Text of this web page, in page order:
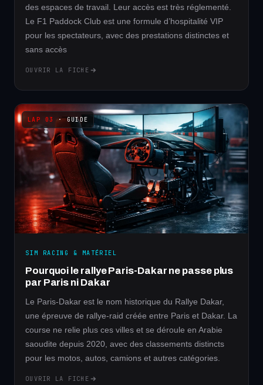
des espaces de travail. Leur accès est très réglementé.
Le F1 Paddock Club est une formule d’hospitalité VIP
pour les spectateurs, avec des prestations distinctes et
sans accès
OUVRIR LA FICHE
· GUIDE
SIM RACING & MATÉRIEL
Pourquoi le rallye Paris-Dakar ne passe plus
par Paris ni Dakar
Le Paris-Dakar est le nom historique du Rallye Dakar,
une épreuve de rallye-raid créée entre Paris et Dakar. La
course ne relie plus ces villes et se déroule en Arabie
saoudite depuis 2020, avec des classements distincts
pour les motos, autos, camions et autres catégories.
OUVRIR LA FICHE